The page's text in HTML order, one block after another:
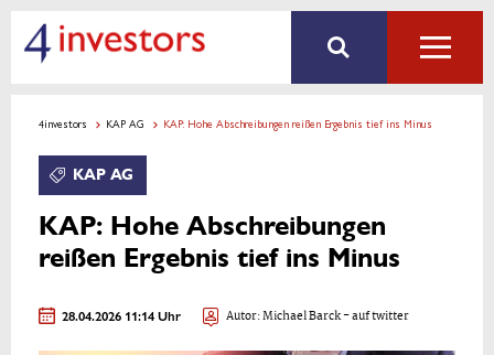
4investors KAP AG KAP: Hohe Abschreibungen reißen Ergebnis tief ins Minus
KAP AG
KAP: Hohe Abschreibungen
reißen Ergebnis tief ins Minus
28.04.2026 11:14 Uhr Autor:Michael Barck- auf twitter